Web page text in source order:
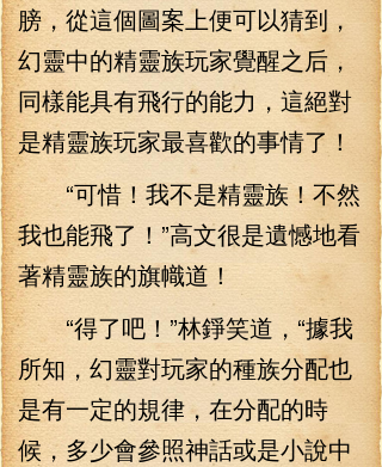
膀，從這個圖案上便可以猜到，
幻靈中的精靈族玩家覺醒之后，
同樣能具有飛行的能力，這絕對
是精靈族玩家最喜歡的事情了！
“可惜！我不是精靈族！不然
我也能飛了！”高文很是遺憾地看
著精靈族的旗幟道！
“得了吧！”林錚笑道，“據我
所知，幻靈對玩家的種族分配也
是有一定的規律，在分配的時
候，多少會參照神話或是小說中